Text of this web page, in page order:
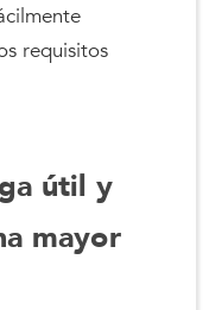
requisitos
útil y
mayor